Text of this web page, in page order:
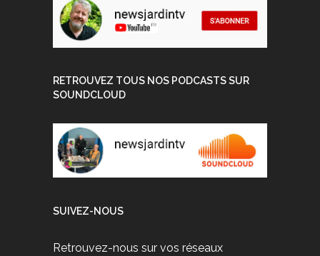
RETROUVEZ TOUS NOS PODCASTS SUR
SOUNDCLOUD
SUIVEZ-NOUS
Retrouvez-nous sur vos réseaux